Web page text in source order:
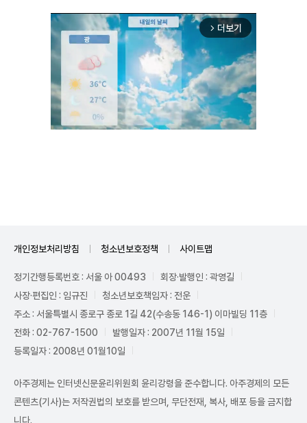
arrow_forward_ios 더보기
개인정보처리방침 청소년보호정책 사이트맵
정기간행등록번호 : 서울 아 00493
회장·발행인 : 곽영길
사장·편집인 : 임규진
청소년보호책임자 : 전운
주소 : 서울특별시 종로구 종로 1길 42(수송동 146-1) 이마빌딩 11층
전화 : 02-767-1500
발행일자 : 2007년 11월 15일
등록일자 : 2008년 01월10일
아주경제는 인터넷신문윤리위원회 윤리강령을 준수합니다. 아주경제의 모든
콘텐츠(기사)는 저작권법의 보호를 받으며, 무단전재, 복사, 배포 등을 금지합
니다.